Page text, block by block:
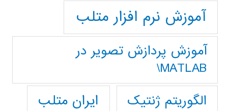
آموزش نرم افزار متلب
آموزش پردازش تصوير در
MATLAB\
الگوریتم ژنتیک
ایران متلب